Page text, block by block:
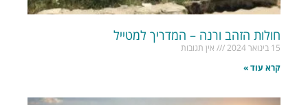
חולות הזהב ורנה – המדריך למטייל
15 בינואר 2024
אין תגובות
קרא עוד »